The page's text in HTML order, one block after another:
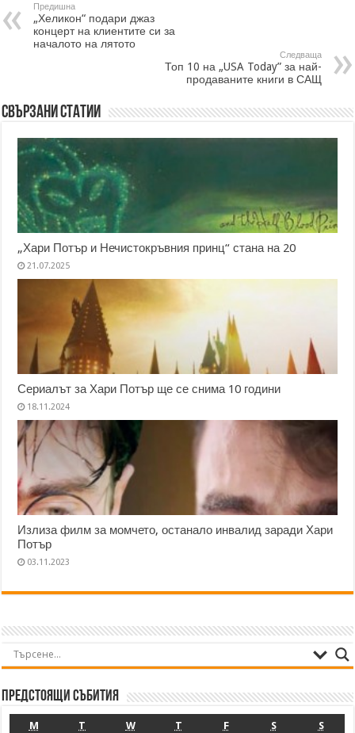
Предишна
„Хеликон“ подари джаз
концерт на клиентите си за
началото на лятото
Следваща
Топ 10 на „USA Today” за най-
продаваните книги в САЩ
Свързани статии
„Хари Потър и Нечистокръвния принц“ стана на 20
21.07.2025
Сериалът за Хари Потър ще се снима 10 години
18.11.2024
Излиза филм за момчето, останало инвалид заради Хари
Потър
03.11.2023
Предстоящи събития
M T W T F S S